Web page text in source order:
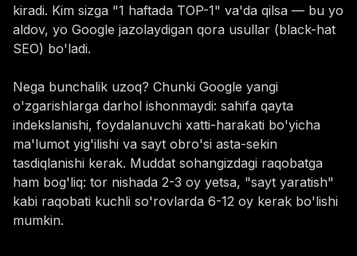
kiradi. Kim sizga "1 haftada TOP-1" va'da qilsa — bu yo
aldov, yo Google jazolaydigan qora usullar (black-hat
SEO) bo'ladi.
Nega bunchalik uzoq? Chunki Google yangi
o'zgarishlarga darhol ishonmaydi: sahifa qayta
indekslanishi, foydalanuvchi xatti-harakati bo'yicha
ma'lumot yig'ilishi va sayt obro'si asta-sekin
tasdiqlanishi kerak. Muddat sohangizdagi raqobatga
ham bog'liq: tor nishada 2-3 oy yetsa, "sayt yaratish"
kabi raqobati kuchli so'rovlarda 6-12 oy kerak bo'lishi
mumkin.